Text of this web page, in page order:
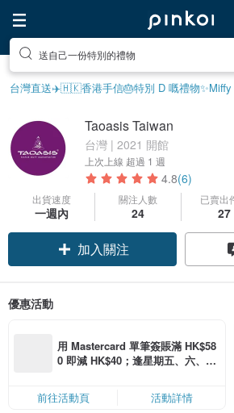
送自己一份特別的禮物
台灣直送✈️🇭🇰香港手信🎂特別 D 嘅禮物
Taoasis Taiwan
台灣 | 2021 開館
上次上線 超過 1 週
4.8(6)
出貨速度
一週內
關注人數
24
已賣出
27
加入關注
優惠活動
用 Mastercard 單筆簽賬滿 HK$58
0 即減 HK$40；逢星期五、六、日
卡」結帳）
前往活動頁 活動詳情